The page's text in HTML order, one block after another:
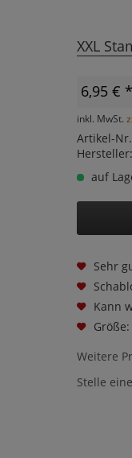
XXL
6,95 € *
inkl. MwSt.
Artikel-
Hersteller:
auf
Sehr
Kann
Weitere
Stelle